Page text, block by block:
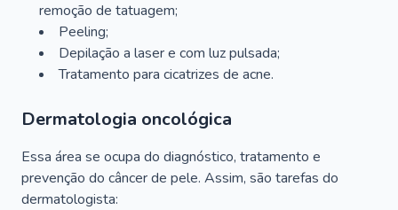
remoção de tatuagem;
Peeling;
Depilação a laser e com luz pulsada;
Tratamento para cicatrizes de acne.
Dermatologia oncológica
Essa área se ocupa do diagnóstico, tratamento e
prevenção do câncer de pele. Assim, são tarefas do
dermatologista: